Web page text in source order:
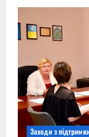
Заходи з